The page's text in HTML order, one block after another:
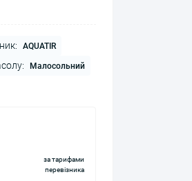
AQUATIR
Малосольний
за тарифами
перевізника